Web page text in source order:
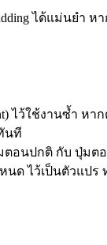
ได้แม่นยำ
ไว้ใช้งานซ้ำ ห
นที
ตอนปกติ กับ ปุ่มต
นด ไว้เป็นตัวแป